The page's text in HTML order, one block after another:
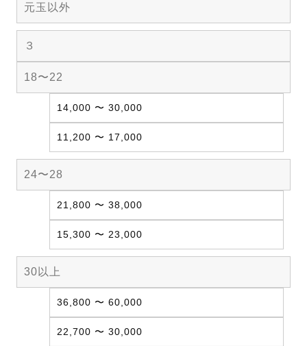
元玉以外
３
18〜22
14,000 〜 30,000
11,200 〜 17,000
24〜28
21,800 〜 38,000
15,300 〜 23,000
30以上
36,800 〜 60,000
22,700 〜 30,000